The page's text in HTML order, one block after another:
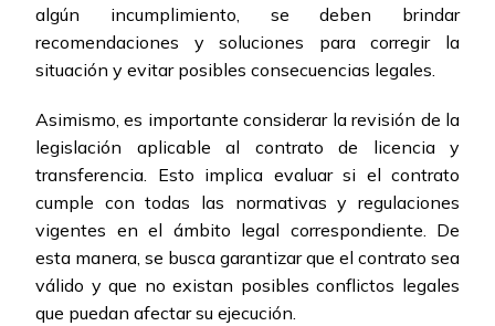
algún incumplimiento, se deben brindar
recomendaciones y soluciones para corregir la
situación y evitar posibles consecuencias legales.
Asimismo, es importante considerar la revisión de la
legislación aplicable al contrato de licencia y
transferencia. Esto implica evaluar si el contrato
cumple con todas las normativas y regulaciones
vigentes en el ámbito legal correspondiente. De
esta manera, se busca garantizar que el contrato sea
válido y que no existan posibles conflictos legales
que puedan afectar su ejecución.